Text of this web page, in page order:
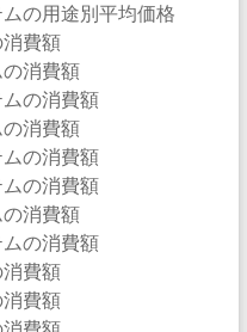
の用途別平均価格
消費額
の消費額
の消費額
の消費額
の消費額
の消費額
の消費額
の消費額
消費額
消費額